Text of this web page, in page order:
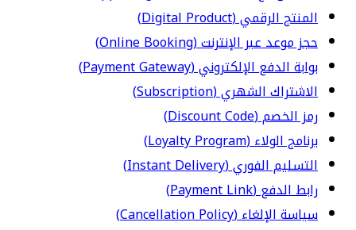
المنتج الرقمي (Digital Product)
حجز موعد عبر الإنترنت (Online Booking)
بوابة الدفع الإلكتروني (Payment Gateway)
الاشتراك الشهري (Subscription)
رمز الخصم (Discount Code)
برنامج الولاء (Loyalty Program)
التسليم الفوري (Instant Delivery)
رابط الدفع (Payment Link)
سياسة الإلغاء (Cancellation Policy)